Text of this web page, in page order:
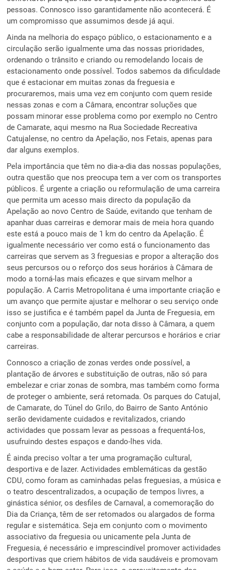
pessoas. Connosco isso garantidamente não acontecerá. É
um compromisso que assumimos desde já aqui.
Ainda na melhoria do espaço público, o estacionamento e a
circulação serão igualmente uma das nossas prioridades,
ordenando o trânsito e criando ou remodelando locais de
estacionamento onde possível. Todos sabemos da dificuldade
que é estacionar em muitas zonas da freguesia e
procuraremos, mais uma vez em conjunto com quem reside
nessas zonas e com a Câmara, encontrar soluções que
possam minorar esse problema como por exemplo no Centro
de Camarate, aqui mesmo na Rua Sociedade Recreativa
Catujalense, no centro da Apelação, nos Fetais, apenas para
dar alguns exemplos.
Pela importância que têm no dia-a-dia das nossas populações,
outra questão que nos preocupa tem a ver com os transportes
públicos. É urgente a criação ou reformulação de uma carreira
que permita um acesso mais directo da população da
Apelação ao novo Centro de Saúde, evitando que tenham de
apanhar duas carreiras e demorar mais de meia hora quando
este está a pouco mais de 1 km do centro da Apelação. É
igualmente necessário ver como está o funcionamento das
carreiras que servem as 3 freguesias e propor a alteração dos
seus percursos ou o reforço dos seus horários à Câmara de
modo a torná-las mais eficazes e que sirvam melhor a
população. A Carris Metropolitana é uma importante criação e
um avanço que permite ajustar e melhorar o seu serviço onde
isso se justifica e é também papel da Junta de Freguesia, em
conjunto com a população, dar nota disso à Câmara, a quem
cabe a responsabilidade de alterar percursos e horários e criar
carreiras.
Connosco a criação de zonas verdes onde possível, a
plantação de árvores e substituição de outras, não só para
embelezar e criar zonas de sombra, mas também como forma
de proteger o ambiente, será retomada. Os parques do Catujal,
de Camarate, do Túnel do Grilo, do Bairro de Santo António
serão devidamente cuidados e revitalizados, criando
actividades que possam levar as pessoas a frequentá-los,
usufruindo destes espaços e dando-lhes vida.
É ainda preciso voltar a ter uma programação cultural,
desportiva e de lazer. Actividades emblemáticas da gestão
CDU, como foram as caminhadas pelas freguesias, a música e
o teatro descentralizados, a ocupação de tempos livres, a
ginástica sénior, os desfiles de Carnaval, a comemoração do
Dia da Criança, têm de ser retomados ou alargados de forma
regular e sistemática. Seja em conjunto com o movimento
associativo da freguesia ou unicamente pela Junta de
Freguesia, é necessário e imprescindível promover actividades
desportivas que criem hábitos de vida saudáveis e promovam